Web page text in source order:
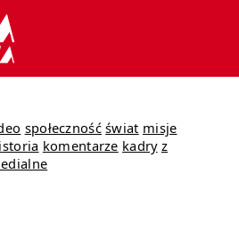
społeczność świat misje
komentarze kadry z